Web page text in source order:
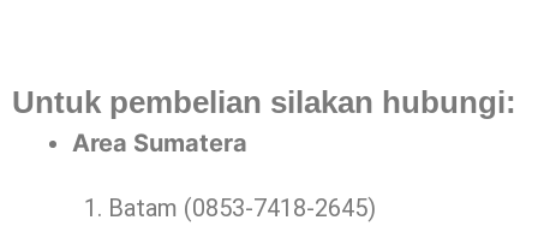
Untuk pembelian silakan hubungi:
Area Sumatera
Batam (0853-7418-2645)